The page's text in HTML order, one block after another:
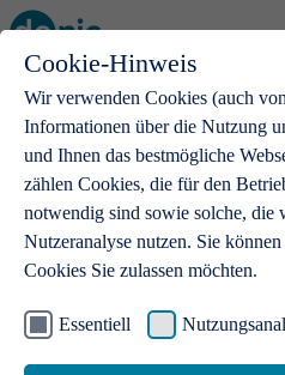
Cookie-Hinweis
Wir verwenden Cookies (auch
Informationen über die Nutzung
und Ihnen das bestmögliche
zählen Cookies, die für den
notwendig sind sowie solche, die
Nutzeranalyse nutzen. Sie
Cookies Sie zulassen möchten.
Essentiell
Open main menu
.de-Domains
Mit einer .de-Domain erhalten Ideen